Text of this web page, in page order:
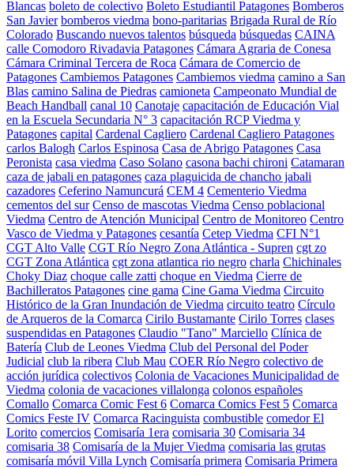
Blancas boleto de colectivo Boleto Estudiantil Patagones Bomberos
San Javier bomberos viedma bono-paritarias Brigada Rural de Río
Colorado Buscando nuevos talentos búsqueda búsquedas CAINA
calle Comodoro Rivadavia Patagones Cámara Agraria de Conesa
Cámara Criminal Tercera de Roca Cámara de Comercio de
Patagones Cambiemos Patagones Cambiemos viedma camino a San
Blas camino Salina de Piedras camioneta Campeonato Mundial de
Beach Handball canal 10 Canotaje capacitación de Educación Vial
en la Escuela Secundaria N° 3 capacitación RCP Viedma y
Patagones capital Cardenal Cagliero Cardenal Cagliero Patagones
carlos Balogh Carlos Espinosa Casa de Abrigo Patagones Casa
Peronista casa viedma Caso Solano casona bachi chironi Catamaran
caza de jabali en patagones caza plaguicida de chancho jabali
cazadores Ceferino Namuncurá CEM 4 Cementerio Viedma
cementos del sur Censo de mascotas Viedma Censo poblacional
Viedma Centro de Atención Municipal Centro de Monitoreo Centro
Vasco de Viedma y Patagones cesantía Cetep Viedma CFI N°1
CGT Alto Valle CGT Río Negro Zona Atlántica - Supren cgt zo
CGT Zona Atlántica cgt zona atlantica rio negro charla Chichinales
Choky Diaz choque calle zatti choque en Viedma Cierre de
Bachilleratos Patagones cine gama Cine Gama Viedma Circuito
Histórico de la Gran Inundación de Viedma circuito teatro Círculo
de Arqueros de la Comarca Cirilo Bustamante Cirilo Torres clases
suspendidas en Patagones Claudio "Tano" Marciello Clínica de
Batería Club de Leones Viedma Club del Personal del Poder
Judicial club la ribera Club Mau COER Río Negro colectivo de
acción jurídica colectivos Colonia de Vacaciones Municipalidad de
Viedma colonia de vacaciones villalonga colonos españoles
Comallo Comarca Comic Fest 6 Comarca Comics Fest 5 Comarca
Comics Feste IV Comarca Racinguista combustible comedor El
Lorito comercios Comisaría 1era comisaria 30 Comisaria 34
comisaria 38 Comisaría de la Mujer Viedma comisaria las grutas
comisaría móvil Villa Lynch Comisaría primera Comisaria Primera